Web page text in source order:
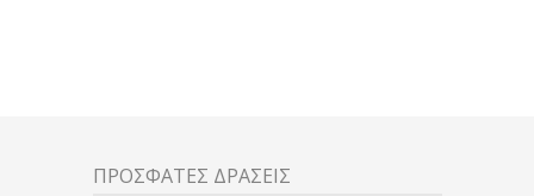
ΠΡΟΣΦΑΤΕΣ ΔΡΑΣΕΙΣ